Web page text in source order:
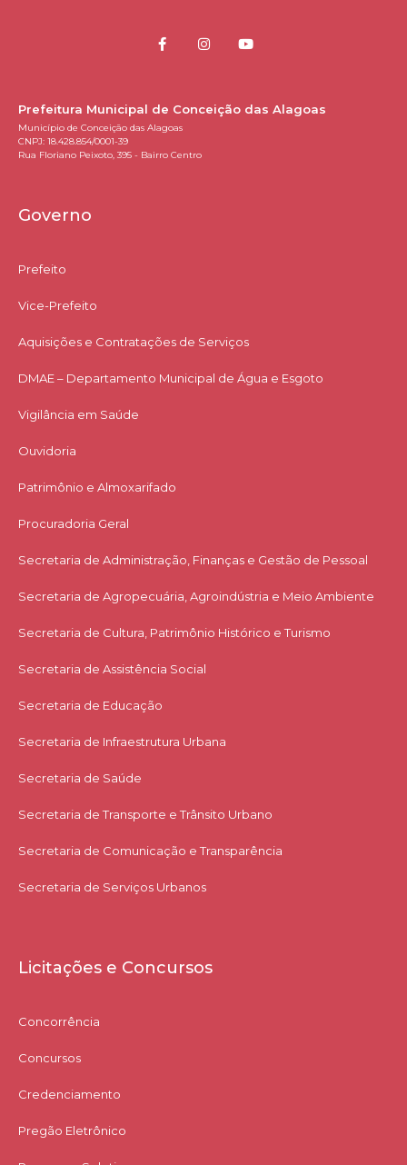
Prefeitura Municipal de Conceição das Alagoas
Município de Conceição das Alagoas
CNPJ: 18.428.854/0001-39
Rua Floriano Peixoto, 395 - Bairro Centro
Governo
Prefeito
Vice-Prefeito
Aquisições e Contratações de Serviços​
DMAE – Departamento Municipal de Água e Esgoto
Vigilância em Saúde
Ouvidoria
Patrimônio e Almoxarifado
Procuradoria Geral
Secretaria de Administração, Finanças e Gestão de Pessoal
Secretaria de Agropecuária, Agroindústria e Meio Ambiente
Secretaria de Cultura, Patrimônio Histórico e Turismo
Secretaria de Assistência Social
Secretaria de Educação
Secretaria de Infraestrutura Urbana
Secretaria de Saúde
Secretaria de Transporte e Trânsito Urbano
Secretaria de Comunicação e Transparência
Secretaria de Serviços Urbanos
Licitações e Concursos
Concorrência
Concursos
Credenciamento
Pregão Eletrônico